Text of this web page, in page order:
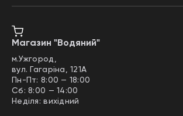
Магазин "Водяний"
м.Ужгород,
вул. Гагаріна, 121А
Пн-Пт: 8:00 — 18:00
Сб: 8:00 — 14:00
Неділя: вихідний